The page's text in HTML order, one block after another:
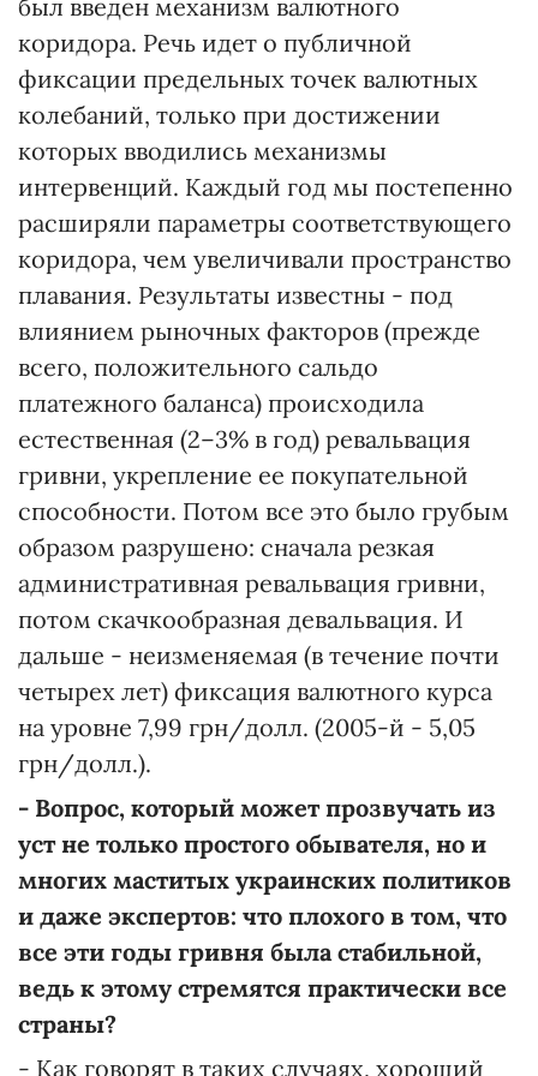
был введен механизм валютного
коридора. Речь идет о публичной
фиксации предельных точек валютных
колебаний, только при достижении
которых вводились механизмы
интервенций. Каждый год мы постепенно
расширяли параметры соответствующего
коридора, чем увеличивали пространство
плавания. Результаты известны - под
влиянием рыночных факторов (прежде
всего, положительного сальдо
платежного баланса) происходила
естественная (2–3% в год) ревальвация
гривни, укрепление ее покупательной
способности. Потом все это было грубым
образом разрушено: сначала резкая
административная ревальвация гривни,
потом скачкообразная девальвация. И
дальше - неизменяемая (в течение почти
четырех лет) фиксация валютного курса
на уровне 7,99 грн/долл. (2005-й - 5,05
грн/долл.).
- Вопрос, который может прозвучать из
уст не только простого обывателя, но и
многих маститых украинских политиков
и даже экспертов: что плохого в том, что
все эти годы гривня была стабильной,
ведь к этому стремятся практически все
страны?
- Как говорят в таких случаях, хороший